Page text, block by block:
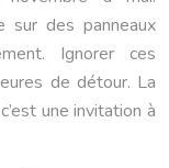
sur des panneaux
Ignorer ces
de détour. La
une invitation à